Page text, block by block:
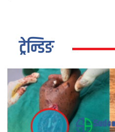
ट्रेन्डिङ